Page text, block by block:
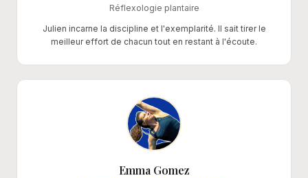
Réflexologie plantaire
Julien incarne la discipline et l'exemplarité. Il sait tirer le
meilleur effort de chacun tout en restant à l'écoute.
Emma Gomez